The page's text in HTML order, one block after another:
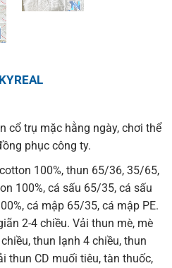
cổ trụ mặc hằng ngày, chơi thể
phục công ty.
100%, thun 65/36, 35/65,
100%, cá sấu 65/35, cá sấu
cá mập 65/35, cá mập PE.
2-4 chiều. Vải thun mè, mè
thun lạnh 4 chiều, thun
thun CD muối tiêu, tàn thuốc,